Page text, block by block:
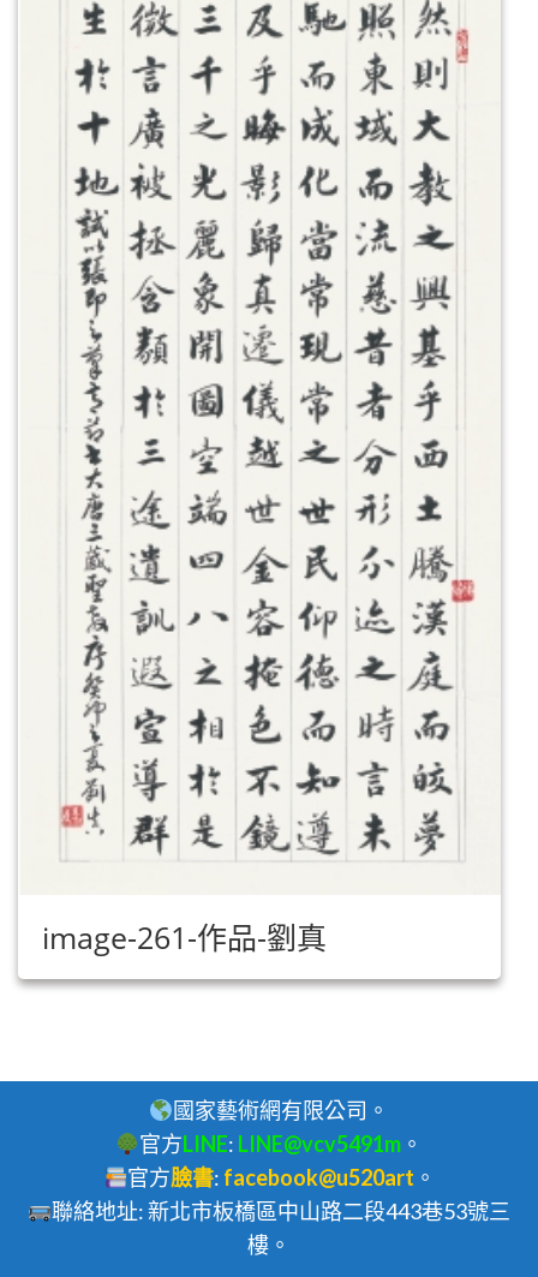
image-261-作品-劉真
國家藝術網有限公司。
官方LINE: LINE@vcv5491m 。
官方臉書: facebook@u520art 。
聯絡地址: 新北市板橋區中山路二段443巷53號三
樓。